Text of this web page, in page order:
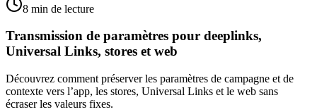
8 min de lecture
Transmission de paramètres pour deeplinks,
Universal Links, stores et web
Découvrez comment préserver les paramètres de campagne et de
contexte vers l’app, les stores, Universal Links et le web sans
écraser les valeurs fixes.